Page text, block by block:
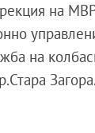
на
на
Загора.